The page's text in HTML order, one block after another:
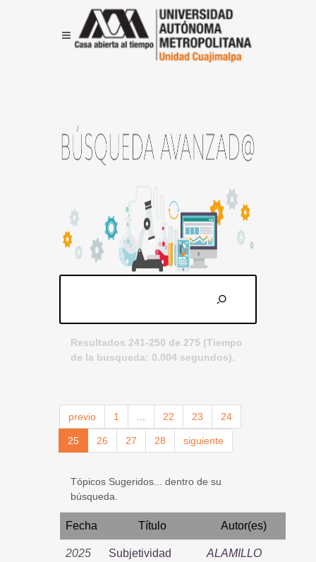
Resultados 241-250 de 275 (Tiempo
de la busqueda: 0.004 segundos).
previo 1 22 23 24
25 26 27 28 siguiente
Tópicos Sugeridos... dentro de su
búsqueda.
Fecha Título Autor(es)
2025
Subjetividad
ALAMILLO